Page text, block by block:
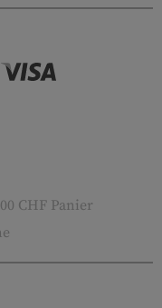
CHF Panier